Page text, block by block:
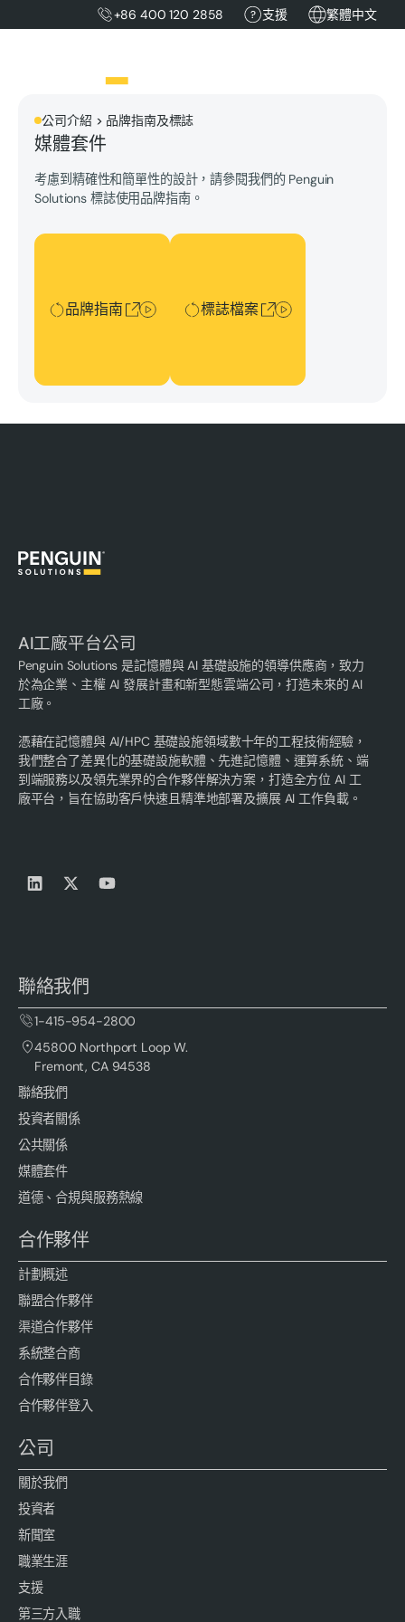
+86 400 120 2858 支援 繁體中文
公司介紹 > 品牌指南及標誌
媒體套件
考慮到精確性和簡單性的設計，請參閱我們的 Penguin
Solutions 標誌使用品牌指南。
品牌指南
品牌指南
標誌檔案
標誌檔案
AI工廠平台公司
Penguin Solutions 是記憶體與 AI 基礎設施的領導供應商，致力
於為企業、主權 AI 發展計畫和新型態雲端公司，打造未來的 AI
工廠。
憑藉在記憶體與 AI/HPC 基礎設施領域數十年的工程技術經驗，
我們整合了差異化的基礎設施軟體、先進記憶體、運算系統、端
到端服務以及領先業界的合作夥伴解決方案，打造全方位 AI 工
廠平台，旨在協助客戶快速且精準地部署及擴展 AI 工作負載。
聯絡我們
1-415-954-2800
45800 Northport Loop W.
Fremont, CA 94538
聯絡我們
投資者關係
公共關係
媒體套件
道德、合規與服務熱線
合作夥伴
計劃概述
聯盟合作夥伴
渠道合作夥伴
系統整合商
合作夥伴目錄
合作夥伴登入
公司
關於我們
投資者
新聞室
職業生涯
支援
第三方入職